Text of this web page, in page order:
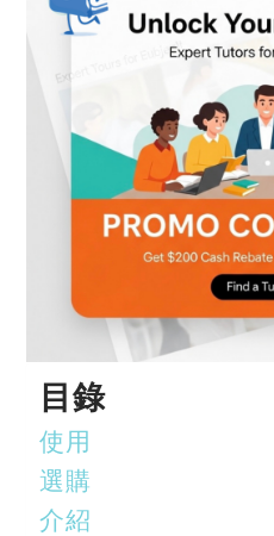
目錄
使用
選購
介紹